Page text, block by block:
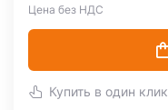
Цена без НДС
Купить в один клик